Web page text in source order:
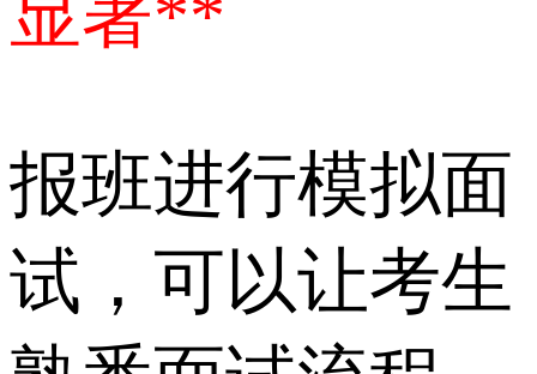
报班进行模拟面
试，可以让考生